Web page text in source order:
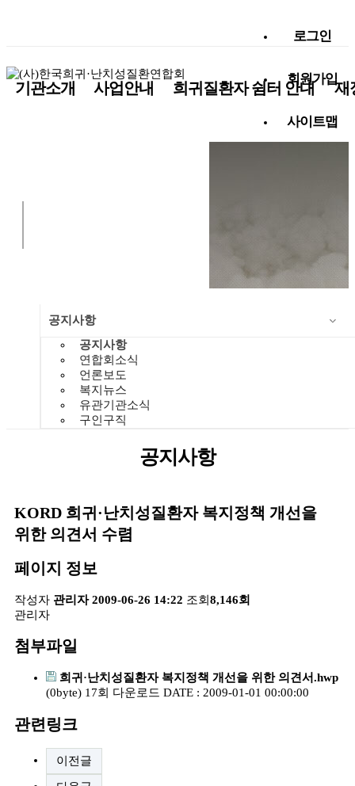
로그인
회원가입
사이트맵
기관소개 사업안내 희귀질환자 쉼터 안내 재
공지사항
공지사항
연합회소식
언론보도
복지뉴스
유관기관소식
구인구직
공지사항
KORD 희귀·난치성질환자 복지정책 개선을
위한 의견서 수렴
페이지 정보
작성자 관리자 2009-06-26 14:22 조회 8,146회
관리자
첨부파일
희귀·난치성질환자 복지정책 개선을 위한 의견서.hwp
(0byte) 17회 다운로드 DATE : 2009-01-01 00:00:00
관련링크
이전글